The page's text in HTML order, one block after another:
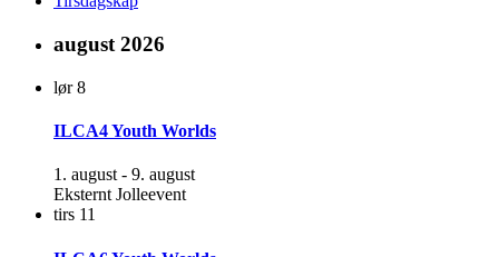
august 2026
lør8
ILCA4 Youth Worlds
1. august - 9. august
Eksternt Jolleevent
tirs 11